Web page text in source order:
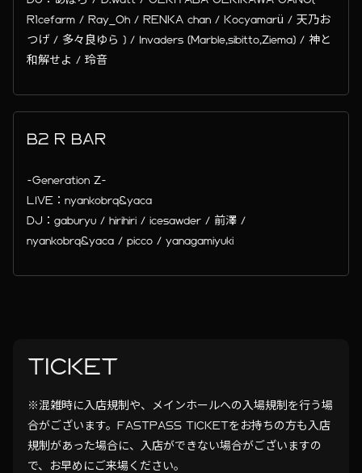
R1cefarm / Ray_Oh / RENKA chan / Kocyamarü / 天乃お
つげ / 多々良ゆら ) / Invaders (Marble,sibitto,Ziema) / 神と
和解せよ / 玲音
B2 R BAR
-Generation Z-
LIVE：nyankobrq&yaca
DJ：gaburyu / hirihiri / icesawder / 前澤 /
nyankobrq&yaca / picco / yanagamiyuki
TICKET
※混雑時に入店規制や、メインホールへの入場規制を行う場
合がございます。FASTPASS TICKETをお持ちの方も入店
規制があった場合に、入店ができない場合がございますの
で、お早めにご来場ください。